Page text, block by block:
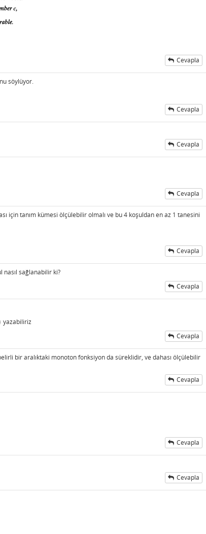
Cevapla
söylüyor.
Cevapla
Cevapla
Cevapla
için tanım kümesi ölçülebilir olmalı ve bu 4 koşuldan en az 1 tanesini
Cevapla
nasıl sağlanabilir ki?
Cevapla
yazabiliriz
Cevapla
bir aralıktaki monoton fonksiyon da süreklidir, ve dahası ölçülebilir
Cevapla
Cevapla
Cevapla